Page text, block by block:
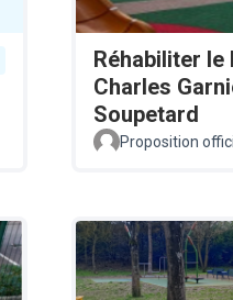
Réhabiliter le
Charles
Soupetard
Proposition